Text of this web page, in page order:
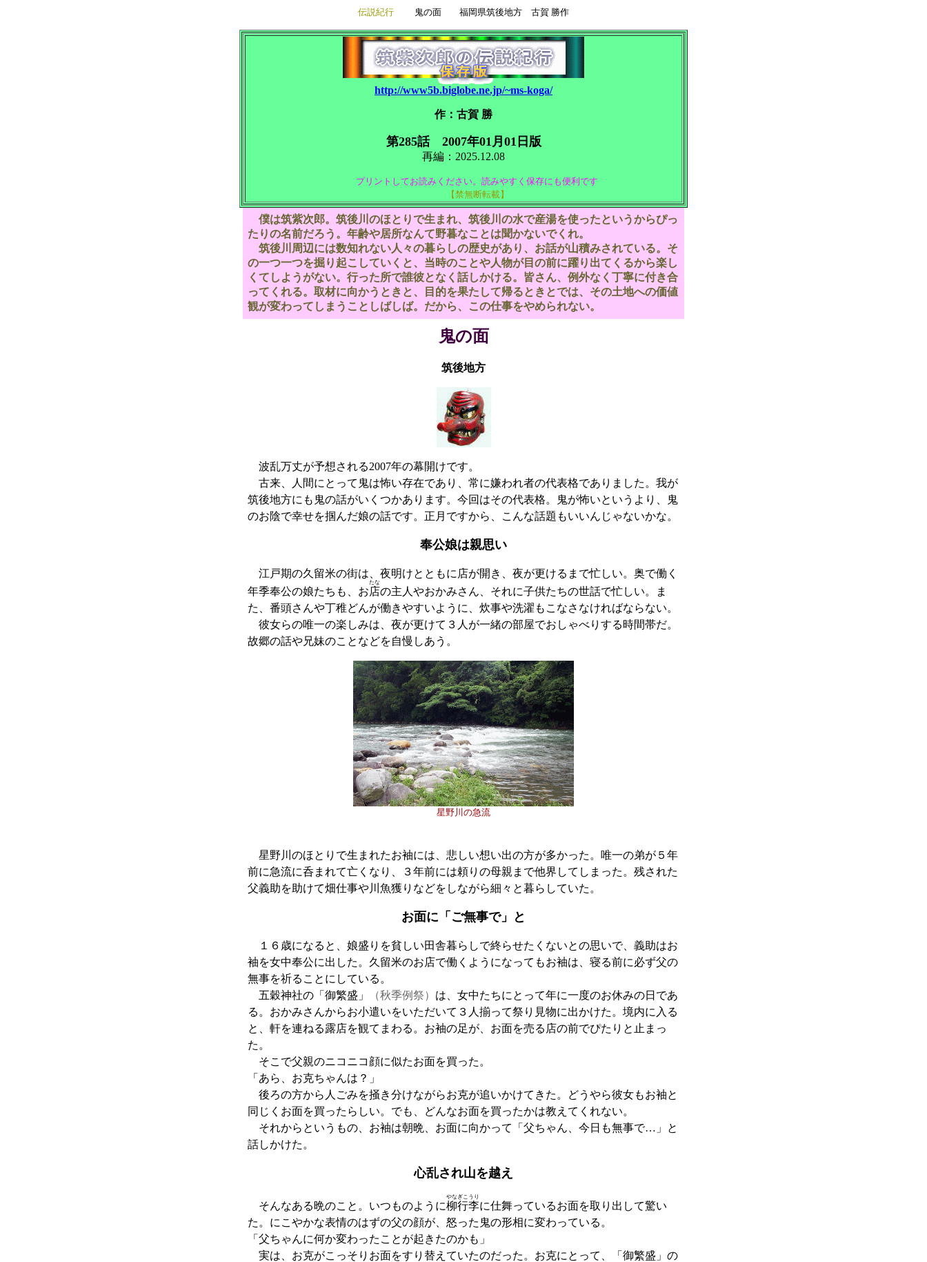
伝説紀行 鬼の面 福岡県筑後地方 古賀 勝作
http://www5b.biglobe.ne.jp/~ms-koga/
作：古賀 勝
第285話 2007年01月01日版
再編：2025.12.08
プリントしてお読みください。読みやすく保存にも便利です
【禁無断転載】
僕は筑紫次郎。筑後川のほとりで生まれ、筑後川の水で産湯を使ったというからぴっ
たりの名前だろう。年齢や居所なんて野暮なことは聞かないでくれ。
筑後川周辺には数知れない人々の暮らしの歴史があり、お話が山積みされている。そ
の一つ一つを掘り起こしていくと、当時のことや人物が目の前に躍り出てくるから楽し
くてしようがない。行った所で誰彼となく話しかける。皆さん、例外なく丁寧に付き合
ってくれる。取材に向かうときと、目的を果たして帰るときとでは、その土地への価値
観が変わってしまうことしばしば。だから、この仕事をやめられない。
鬼の面
筑後地方
波乱万丈が予想される2007年の幕開けです。
古来、人間にとって鬼は怖い存在であり、常に嫌われ者の代表格でありました。我が
筑後地方にも鬼の話がいくつかあります。今回はその代表格。鬼が怖いというより、鬼
のお陰で幸せを掴んだ娘の話です。正月ですから、こんな話題もいいんじゃないかな。
奉公娘は親思い
江戸期の久留米の街は、夜明けとともに店が開き、夜が更けるまで忙しい。奥で働く
年季奉公の娘たちも、お店
たな
の主人やおかみさん、それに子供たちの世話で忙しい。ま
た、番頭さんや丁稚どんが働きやすいように、炊事や洗濯もこなさなければならない。
彼女らの唯一の楽しみは、夜が更けて３人が一緒の部屋でおしゃべりする時間帯だ。
故郷の話や兄妹のことなどを自慢しあう。
星野川の急流
星野川のほとりで生まれたお袖には、悲しい想い出の方が多かった。唯一の弟が５年
前に急流に呑まれて亡くなり、３年前には頼りの母親まで他界してしまった。残された
父義助を助けて畑仕事や川魚獲りなどをしながら細々と暮らしていた。
お面に「ご無事で」と
１６歳になると、娘盛りを貧しい田舎暮らしで終らせたくないとの思いで、義助はお
袖を女中奉公に出した。久留米のお店で働くようになってもお袖は、寝る前に必ず父の
無事を祈ることにしている。
五穀神社の「御繁盛」
（秋季例祭） は、女中たちにとって年に一度のお休みの日であ
る。おかみさんからお小遣いをいただいて３人揃って祭り見物に出かけた。境内に入る
と、軒を連ねる露店を観てまわる。お袖の足が、お面を売る店の前でぴたりと止まっ
た。
そこで父親のニコニコ顔に似たお面を買った。
「あら、お克ちゃんは？」
後ろの方から人ごみを掻き分けながらお克が追いかけてきた。どうやら彼女もお袖と
同じくお面を買ったらしい。でも、どんなお面を買ったかは教えてくれない。
それからというもの、お袖は朝晩、お面に向かって「父ちゃん、今日も無事で…」と
話しかけた。
心乱され山を越え
そんなある晩のこと。いつものように柳行李
やなぎこうり
に仕舞っているお面を取り出して驚い
た。にこやかな表情のはずの父の顔が、怒った鬼の形相に変わっている。
「父ちゃんに何か変わったことが起きたのかも」
実は、お克がこっそりお面をすり替えていたのだった。お克にとって、「御繁盛」の